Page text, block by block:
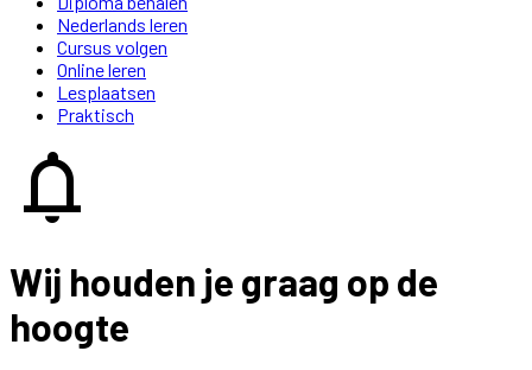
Nederlands leren
Cursus volgen
Online leren
Lesplaatsen
Praktisch
notifications
Wij houden je graag op de
hoogte